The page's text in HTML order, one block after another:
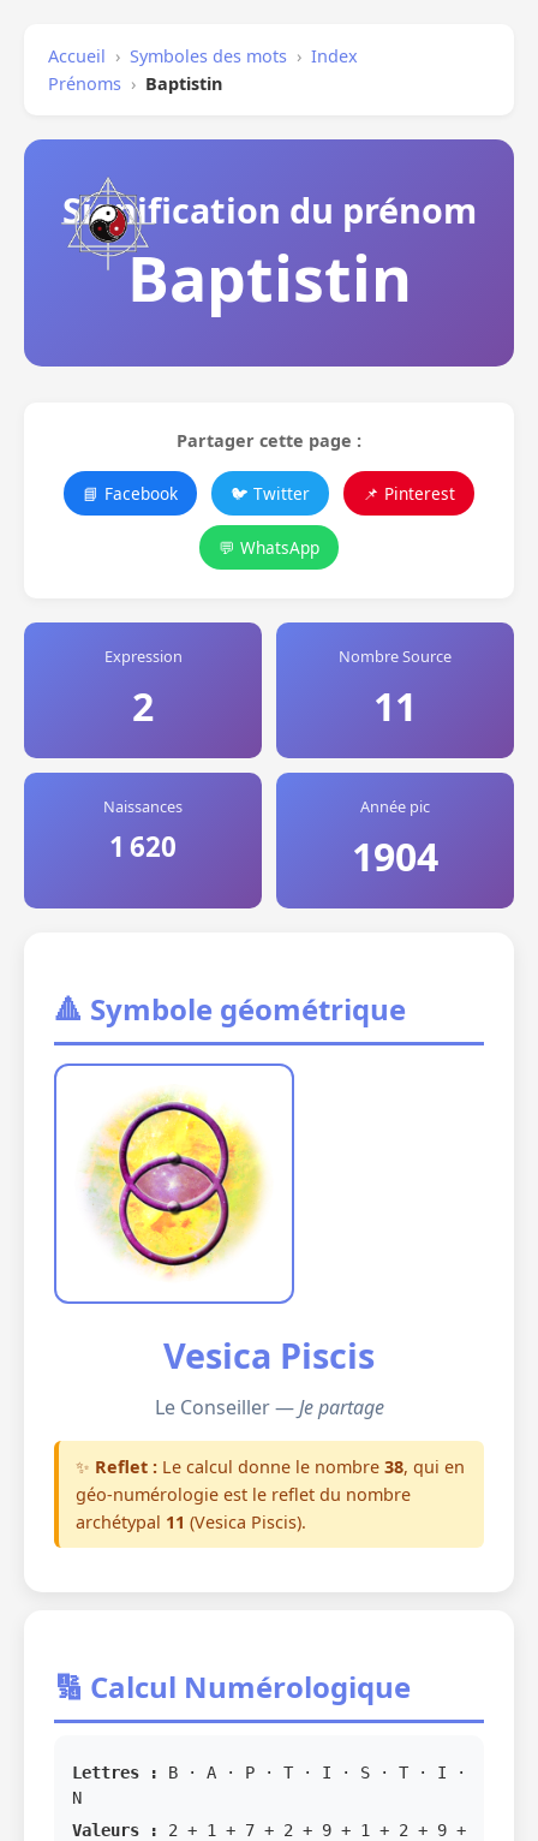
Accueil › Symboles des mots › Index
Prénoms › Baptistin
Signification du prénom
Baptistin
Partager cette page :
📘 Facebook 🐦 Twitter 📌 Pinterest
💬 WhatsApp
Expression
2
Nombre Source
11
Naissances
1 620
Année pic
1904
🔺 Symbole géométrique
Vesica Piscis
Le Conseiller —Je partage
✨ Reflet : Le calcul donne le nombre 38, qui en
géo-numérologie est le reflet du nombre
archétypal 11 (Vesica Piscis).
🔢 Calcul Numérologique
Lettres :
B · A · P · T · I · S · T · I ·
N
Valeurs :
2 + 1 + 7 + 2 + 9 + 1 + 2 + 9 +